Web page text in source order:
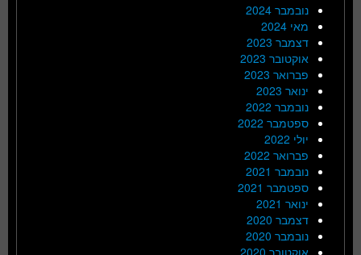
נובמבר 2024
מאי 2024
דצמבר 2023
אוקטובר 2023
פברואר 2023
ינואר 2023
נובמבר 2022
ספטמבר 2022
יולי 2022
פברואר 2022
נובמבר 2021
ספטמבר 2021
ינואר 2021
דצמבר 2020
נובמבר 2020
אוקטובר 2020